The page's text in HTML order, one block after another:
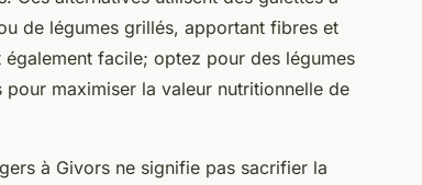
de légumes grillés, apportant fibres et
facile; optez pour des légumes
maximiser la valeur nutritionnelle de
à Givors ne signifie pas sacrifier la